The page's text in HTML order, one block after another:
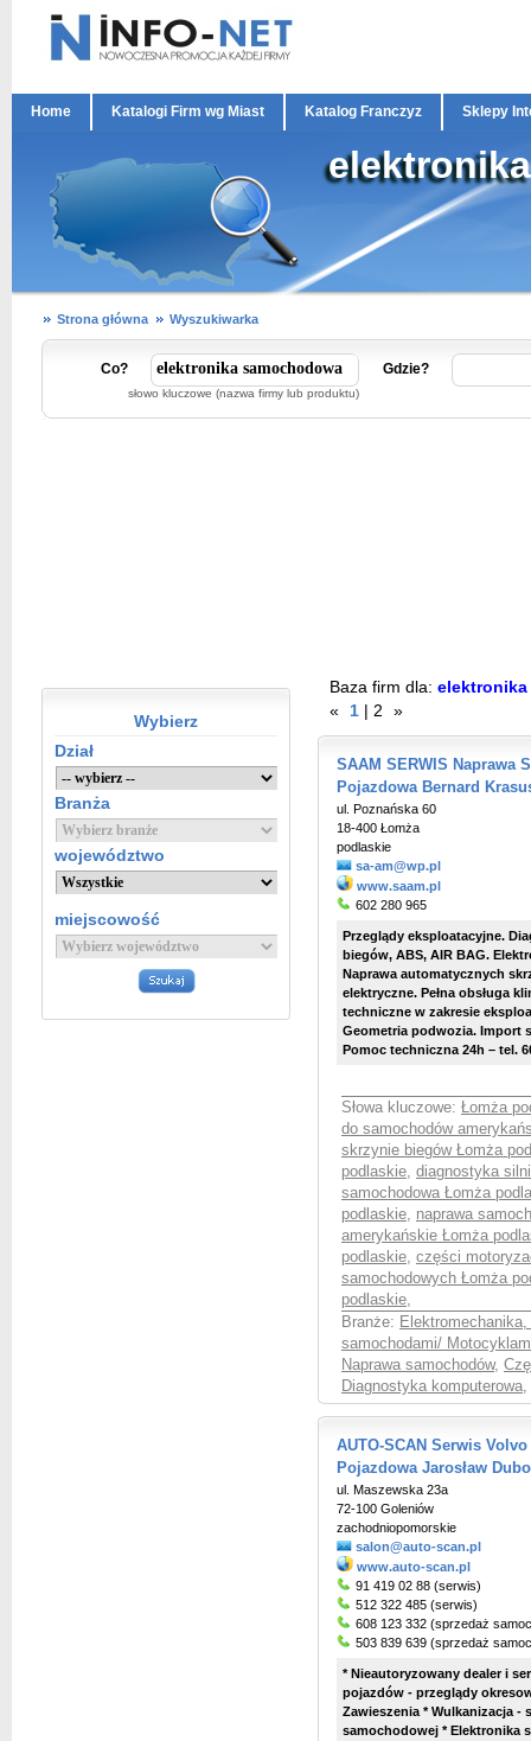
Home Katalogi Firm wg Miast Katalog Franczyz Sklepy
Strona główna Wyszukiwarka
Co?
słowo kluczowe (nazwa firmy lub produktu)
Gdzie?
Wybierz
Dział
Branża
województwo
miejscowość
Baza firm dla:
«
1 2 »
SAAM SERWIS Naprawa
Pojazdowa Bernard
ul. Poznańska 60
18-400 Łomża
podlaskie
sa-am@wp.pl
www.saam.pl
602 280 965
Przeglądy eksploatacyjne.
biegów, ABS, AIR BAG.
Naprawa automatycznych
elektryczne. Pełna obsługa
techniczne w zakresie
Geometria podwozia. Import
Pomoc techniczna 24h – tel.
Słowa kluczowe: Łomża
do samochodów
skrzynie biegów Łomża
podlaskie, diagnostyka
samochodowa Łomża
podlaskie, naprawa
amerykańskie Łomża
podlaskie, części
samochodowych Łomża
podlaskie,
Branże:
samochodami/
Naprawa samochodów,
Diagnostyka komputerowa,
AUTO-SCAN Serwis
Pojazdowa Jarosław
ul. Maszewska 23a
72-100 Goleniów
zachodniopomorskie
salon@auto-scan.pl
www.auto-scan.pl
91 419 02 88 (serwis)
512 322 485 (serwis)
608 123 332 (sprzedaż
503 839 639 (sprzedaż
* Nieautoryzowany dealer i
pojazdów - przeglądy
Zawieszenia * Wulkanizacja -
samochodowej * Elektronika